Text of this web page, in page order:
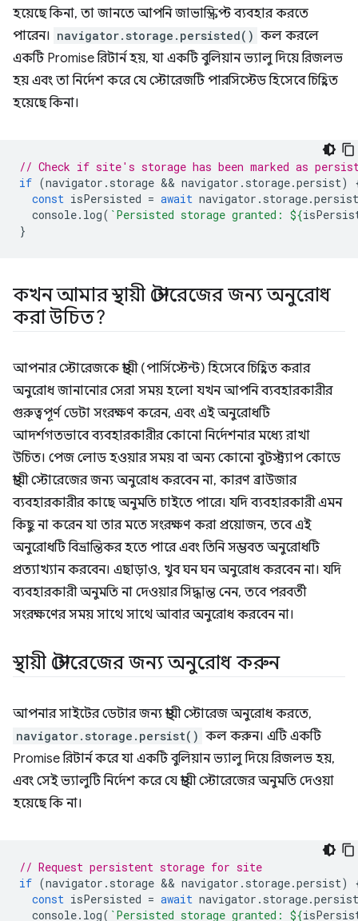
হয়েছে কিনা, তা জানতে আপনি জাভাস্ক্রিপ্ট ব্যবহার করতে
পারেন। navigator.storage.persisted() কল করলে
একটি Promise রিটার্ন হয়, যা একটি বুলিয়ান ভ্যালু দিয়ে রিজলভ
হয় এবং তা নির্দেশ করে যে স্টোরেজটি পারসিস্টেড হিসেবে চিহ্নিত
হয়েছে কিনা।
// Check if site's storage has been marked as
if (navigator . storage && navigator . storage.persist)
const isPersisted = await navigator . storage.
console. log( `Persisted storage granted: ${
}
কখন আমার স্থায়ী স্টোরেজের জন্য অনুরোধ
করা উচিত?
আপনার স্টোরেজকে স্থায়ী (পার্সিস্টেন্ট) হিসেবে চিহ্নিত করার
অনুরোধ জানানোর সেরা সময় হলো যখন আপনি ব্যবহারকারীর
গুরুত্বপূর্ণ ডেটা সংরক্ষণ করেন, এবং এই অনুরোধটি
আদর্শগতভাবে ব্যবহারকারীর কোনো নির্দেশনার মধ্যে রাখা
উচিত। পেজ লোড হওয়ার সময় বা অন্য কোনো বুটস্ট্র্যাপ কোডে
স্থায়ী স্টোরেজের জন্য অনুরোধ করবেন না, কারণ ব্রাউজার
ব্যবহারকারীর কাছে অনুমতি চাইতে পারে। যদি ব্যবহারকারী এমন
কিছু না করেন যা তার মতে সংরক্ষণ করা প্রয়োজন, তবে এই
অনুরোধটি বিভ্রান্তিকর হতে পারে এবং তিনি সম্ভবত অনুরোধটি
প্রত্যাখ্যান করবেন। এছাড়াও, খুব ঘন ঘন অনুরোধ করবেন না। যদি
ব্যবহারকারী অনুমতি না দেওয়ার সিদ্ধান্ত নেন, তবে পরবর্তী
সংরক্ষণের সময় সাথে সাথে আবার অনুরোধ করবেন না।
স্থায়ী স্টোরেজের জন্য অনুরোধ করুন
আপনার সাইটের ডেটার জন্য স্থায়ী স্টোরেজ অনুরোধ করতে,
navigator.storage.persist() কল করুন। এটি একটি
Promise রিটার্ন করে যা একটি বুলিয়ান ভ্যালু দিয়ে রিজলভ হয়,
এবং সেই ভ্যালুটি নির্দেশ করে যে স্থায়ী স্টোরেজের অনুমতি দেওয়া
হয়েছে কি না।
// Request persistent storage for site
if (navigator . storage && navigator . storage.persist)
const isPersisted = await navigator . storage.persist
console. log( `Persisted storage granted: ${